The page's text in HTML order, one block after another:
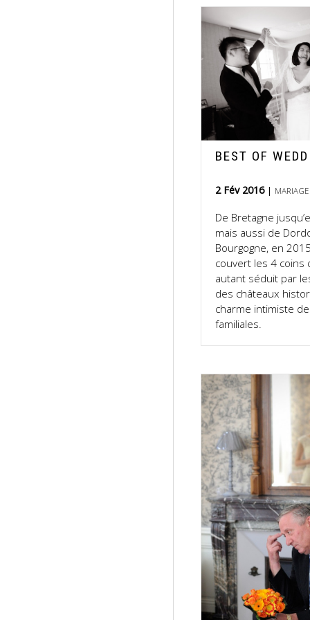
BEST OF
2 Fév 2016 MARIAGE
De Bretagne
mais aussi de
Bourgogne, en
couvert les 4 coins
autant séduit par
des châteaux
charme intimiste
familiales.